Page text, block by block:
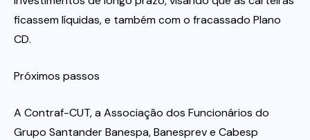
ficassem líquidas, e também com o fracassado Plano
CD.
Próximos passos
A Contraf-CUT, a Associação dos Funcionários do
Grupo Santander Banespa, Banesprev e Cabesp